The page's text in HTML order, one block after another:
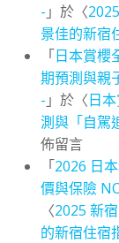
- 」於〈
景佳的新宿
「日本賞櫻
期預測與親
- 」於〈日
測與「自駕
佈留言
「2026 日
價與保險
〈2025 新
的新宿住宿